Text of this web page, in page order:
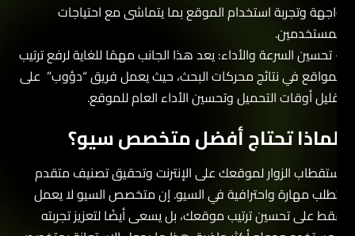
وتجربة استخدام الموقع بما يتماشى مع احتياجات
تحسين السرعة والأداء: يعد هذا الجانب مهمًا للغاية لرفع ترتيب
في نتائج محركات البحث، حيث يعمل فريق “دؤوب” على
أوقات التحميل وتحسين الأداء العام للموقع.
تحتاج أفضل متخصص سيو؟
الزوار لموقعك على الإنترنت وتحقيق تصنيف متقدم
مهارة واحترافية في السيو. إن متخصص السيو لا يعمل
على تحسين ترتيب موقعك، بل يسعى أيضًا لتعزيز تجربته